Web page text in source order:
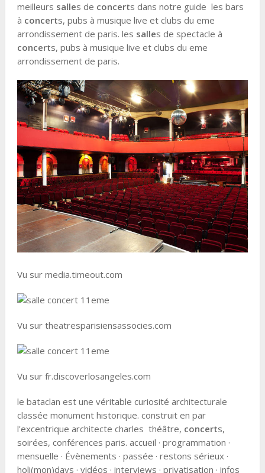
meilleurs salles de concerts dans notre guide les bars
à concerts, pubs à musique live et clubs du eme
arrondissement de paris. les salles de spectacle à
concerts, pubs à musique live et clubs du eme
arrondissement de paris.
Vu sur media.timeout.com
Vu sur theatresparisiensassocies.com
Vu sur fr.discoverlosangeles.com
le bataclan est une véritable curiosité architecturale
classée monument historique. construit en par
l'excentrique architecte charles théâtre, concerts,
soirées, conférences paris. accueil · programmation ·
mensuelle · Évènements · passée · restons sérieux ·
holi(mon)days · vidéos · interviews · privatisation · infos